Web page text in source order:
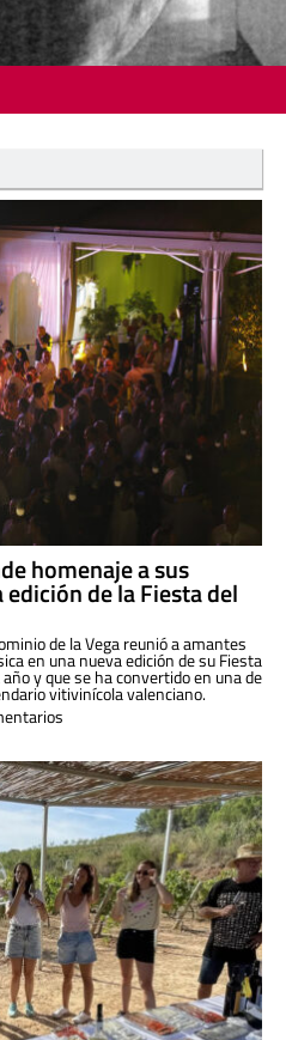
homenaje a sus
de la Fiesta del
de la Vega reunió a amantes
en una nueva edición de su Fiesta
y que se ha convertido en una de
vitivinícola valenciano.